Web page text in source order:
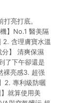
亮打底。
】No.1 醫美隔
2. 含理膚寶水溫
分】 清爽保濕
了下午卻還是
裸亮感3. 超强
2. 專利級防曬
就算使用美